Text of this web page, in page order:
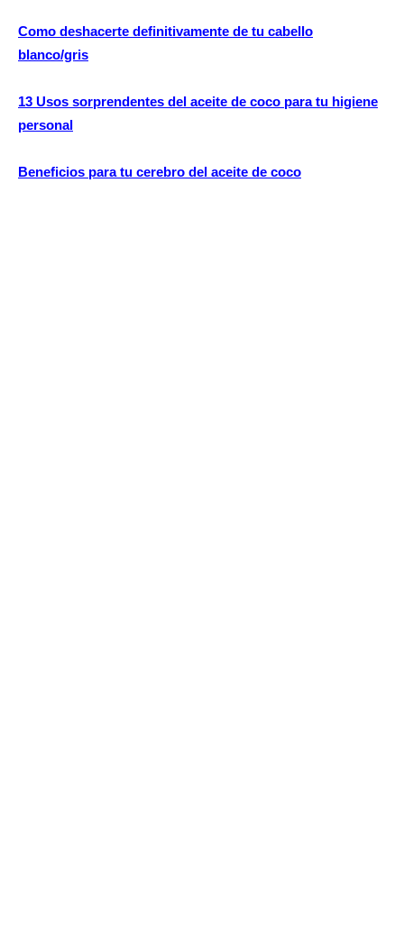
Como deshacerte definitivamente de tu cabello
blanco/gris
13 Usos sorprendentes del aceite de coco para tu higiene
personal
Beneficios para tu cerebro del aceite de coco